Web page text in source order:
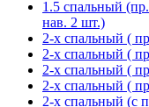
1.5 спальный
нав. 2 шт.)
2-х спальный (
2-х спальный (
2-х спальный (
2-х спальный (
2-х спальный (с